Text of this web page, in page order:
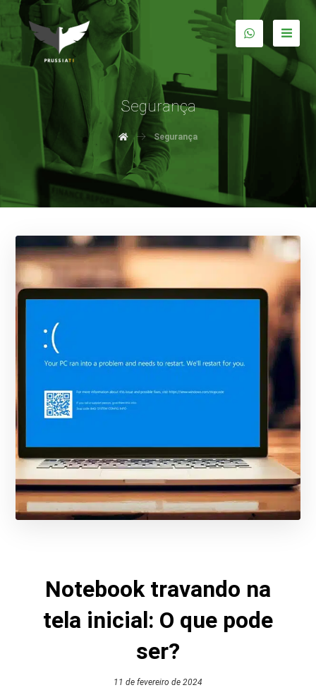
Segurança
Segurança
Notebook travando na
tela inicial: O que pode
ser?
11 de fevereiro de 2024